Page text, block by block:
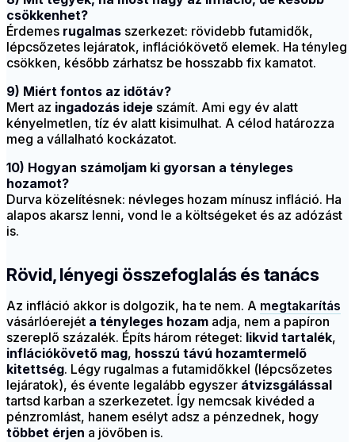
csökkenhet?
Érdemes rugalmas szerkezet: rövidebb futamidők,
lépcsőzetes lejáratok, inflációkövető elemek. Ha tényleg
csökken, később zárhatsz be hosszabb fix kamatot.
9) Miért fontos az időtáv?
Mert az ingadozás ideje számít. Ami egy év alatt
kényelmetlen, tíz év alatt kisimulhat. A célod határozza
meg a vállalható kockázatot.
10) Hogyan számoljam ki gyorsan a tényleges
hozamot?
Durva közelítésnek: névleges hozam mínusz infláció. Ha
alapos akarsz lenni, vond le a költségeket és az adózást
is.
Rövid, lényegi összefoglalás és tanács
Az infláció akkor is dolgozik, ha te nem. A megtakarítás
vásárlóerejét a tényleges hozam adja, nem a papíron
szereplő százalék. Építs három réteget: likvid tartalék,
inflációkövető mag, hosszú távú hozamtermelő
kitettség. Légy rugalmas a futamidőkkel (lépcsőzetes
lejáratok), és évente legalább egyszer átvizsgálással
tartsd karban a szerkezetet. Így nemcsak kivéded a
pénzromlást, hanem esélyt adsz a pénzednek, hogy
többet érjen a jövőben is.